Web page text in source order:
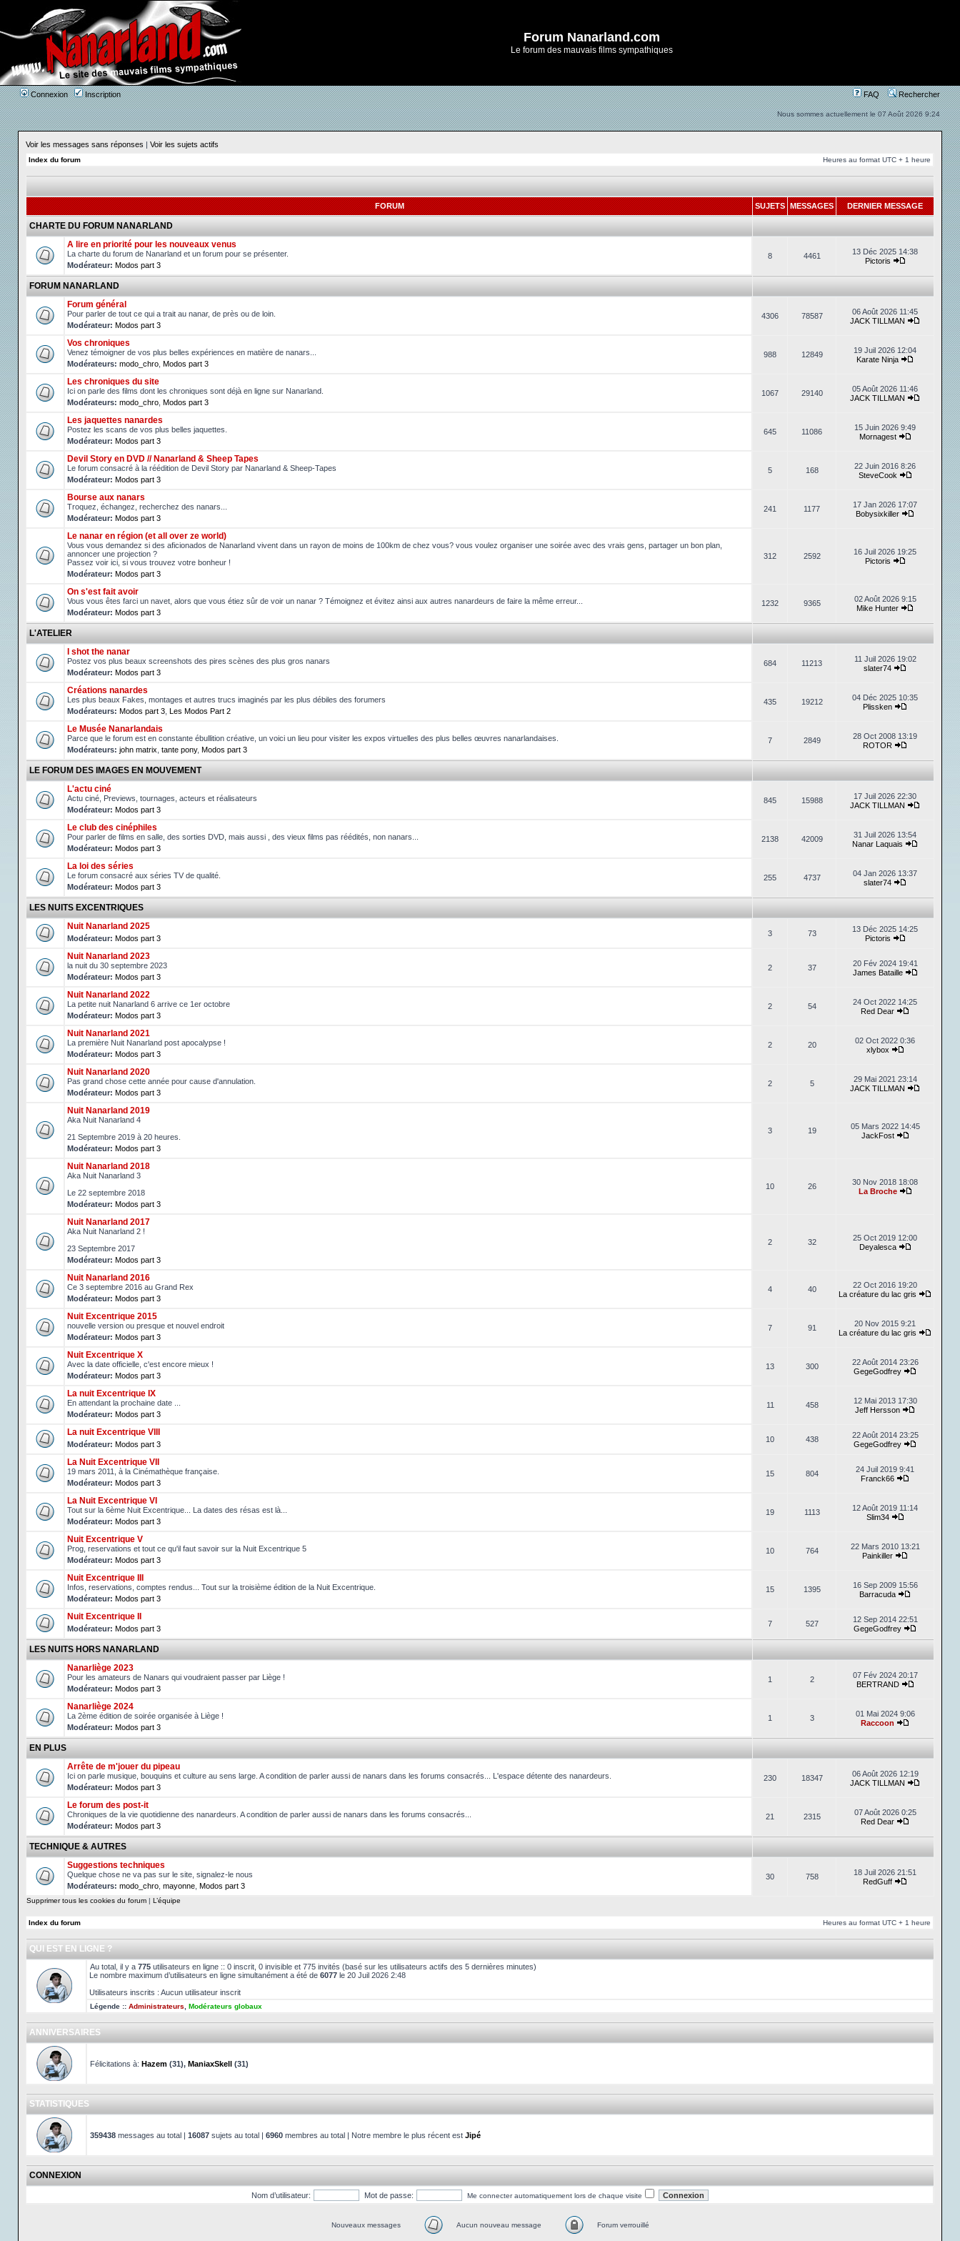
Forum Nanarland.com
Le forum des mauvais films sympathiques
Connexion Inscription FAQ Rechercher
Nous sommes actuellement le 07 Août 2026 9:24
Voir les messages sans réponses | Voir les sujets actifs
Index du forum Heures au format UTC + 1 heure
FORUM SUJETSMESSAGES DERNIER MESSAGE
CHARTE DU FORUM NANARLAND
A lire en priorité pour les nouveaux venus
La charte du forum de Nanarland et un forum pour se présenter.
Modérateur: Modos part 3
8 4461
13 Déc 2025 14:38
Pictoris
FORUM NANARLAND
Forum général
Pour parler de tout ce qui a trait au nanar, de près ou de loin.
Modérateur: Modos part 3
4306 78587
06 Août 2026 11:45
JACK TILLMAN
Vos chroniques
Venez témoigner de vos plus belles expériences en matière de nanars...
Modérateurs: modo_chro Modos part 3
988 12849
19 Juil 2026 12:04
Karate Ninja
Les chroniques du site
Ici on parle des films dont les chroniques sont déjà en ligne sur Nanarland.
Modérateurs: modo_chro Modos part 3
1067 29140
05 Août 2026 11:46
JACK TILLMAN
Les jaquettes nanardes
Postez les scans de vos plus belles jaquettes.
Modérateur: Modos part 3
645 11086
15 Juin 2026 9:49
Mornagest
Devil Story en DVD // Nanarland & Sheep Tapes
Le forum consacré à la réédition de Devil Story par Nanarland & Sheep-Tapes
Modérateur: Modos part 3
5 168
22 Juin 2016 8:26
SteveCook
Bourse aux nanars
Troquez, échangez, recherchez des nanars...
Modérateur: Modos part 3
241 1177
17 Jan 2026 17:07
Bobysixkiller
Le nanar en région (et all over ze world)
Vous vous demandez si des aficionados de Nanarland vivent dans un rayon de moins de 100km de chez vous? vous voulez organiser une soirée avec des vrais gens, partager un bon plan,
annoncer une projection ?
Passez voir ici, si vous trouvez votre bonheur !
Modérateur: Modos part 3
312 2592
16 Juil 2026 19:25
Pictoris
On s'est fait avoir
Vous vous êtes farci un navet, alors que vous étiez sûr de voir un nanar ? Témoignez et évitez ainsi aux autres nanardeurs de faire la même erreur...
Modérateur: Modos part 3
1232 9365
02 Août 2026 9:15
Mike Hunter
L'ATELIER
I shot the nanar
Postez vos plus beaux screenshots des pires scènes des plus gros nanars
Modérateur: Modos part 3
684 11213
11 Juil 2026 19:02
slater74
Créations nanardes
Les plus beaux Fakes, montages et autres trucs imaginés par les plus débiles des forumers
Modérateurs: Modos part 3 Les Modos Part 2
435 19212
04 Déc 2025 10:35
Plissken
Le Musée Nanarlandais
Parce que le forum est en constante ébullition créative, un voici un lieu pour visiter les expos virtuelles des plus belles œuvres nanarlandaises.
Modérateurs: john matrix tante pony, Modos part 3
7 2849
28 Oct 2008 13:19
ROTOR
LE FORUM DES IMAGES EN MOUVEMENT
L'actu ciné
Actu ciné, Previews, tournages, acteurs et réalisateurs
Modérateur: Modos part 3
845 15988
17 Juil 2026 22:30
JACK TILLMAN
Le club des cinéphiles
Pour parler de films en salle, des sorties DVD, mais aussi , des vieux films pas réédités, non nanars...
Modérateur: Modos part 3
2138 42009
31 Juil 2026 13:54
Nanar Laquais
La loi des séries
Le forum consacré aux séries TV de qualité.
Modérateur: Modos part 3
255 4737
04 Jan 2026 13:37
slater74
LES NUITS EXCENTRIQUES
Nuit Nanarland 2025
Modérateur: Modos part 3
3 73
13 Déc 2025 14:25
Pictoris
Nuit Nanarland 2023
la nuit du 30 septembre 2023
Modérateur: Modos part 3
2 37
20 Fév 2024 19:41
James Bataille
Nuit Nanarland 2022
La petite nuit Nanarland 6 arrive ce 1er octobre
Modérateur: Modos part 3
2 54
24 Oct 2022 14:25
Red Dear
Nuit Nanarland 2021
La première Nuit Nanarland post apocalypse !
Modérateur: Modos part 3
2 20
02 Oct 2022 0:36
xlybox
Nuit Nanarland 2020
Pas grand chose cette année pour cause d'annulation.
Modérateur: Modos part 3
2 5
29 Mai 2021 23:14
JACK TILLMAN
Nuit Nanarland 2019
Aka Nuit Nanarland 4
21 Septembre 2019 à 20 heures.
Modérateur: Modos part 3
3 19
05 Mars 2022 14:45
JackFost
Nuit Nanarland 2018
Aka Nuit Nanarland 3
Le 22 septembre 2018
Modérateur: Modos part 3
10 26
30 Nov 2018 18:08
La Broche
Nuit Nanarland 2017
Aka Nuit Nanarland 2 !
23 Septembre 2017
Modérateur: Modos part 3
2 32
25 Oct 2019 12:00
Deyalesca
Nuit Nanarland 2016
Ce 3 septembre 2016 au Grand Rex
Modérateur: Modos part 3
4 40
22 Oct 2016 19:20
La créature du lac gris
Nuit Excentrique 2015
nouvelle version ou presque et nouvel endroit
Modérateur: Modos part 3
7 91
20 Nov 2015 9:21
La créature du lac gris
Nuit Excentrique X
Avec la date officielle, c'est encore mieux !
Modérateur: Modos part 3
13 300
22 Août 2014 23:26
GegeGodfrey
La nuit Excentrique IX
En attendant la prochaine date ...
Modérateur: Modos part 3
11 458
12 Mai 2013 17:30
Jeff Hersson
La nuit Excentrique VIII
Modérateur: Modos part 3
10 438
22 Août 2014 23:25
GegeGodfrey
La Nuit Excentrique VII
19 mars 2011, à la Cinémathèque française.
Modérateur: Modos part 3
15 804
24 Juil 2019 9:41
Franck66
La Nuit Excentrique VI
Tout sur la 6ème Nuit Excentrique... La dates des résas est là...
Modérateur: Modos part 3
19 1113
12 Août 2019 11:14
Slim34
Nuit Excentrique V
Prog, reservations et tout ce qu'il faut savoir sur la Nuit Excentrique 5
Modérateur: Modos part 3
10 764
22 Mars 2010 13:21
Painkiller
Nuit Excentrique III
Infos, reservations, comptes rendus... Tout sur la troisième édition de la Nuit Excentrique.
Modérateur: Modos part 3
15 1395
16 Sep 2009 15:56
Barracuda
Nuit Excentrique II
Modérateur: Modos part 3
7 527
12 Sep 2014 22:51
GegeGodfrey
LES NUITS HORS NANARLAND
Nanarliège 2023
Pour les amateurs de Nanars qui voudraient passer par Liège !
Modérateur: Modos part 3
1 2
07 Fév 2024 20:17
BERTRAND
Nanarliège 2024
La 2ème édition de soirée organisée à Liège !
Modérateur: Modos part 3
1 3
01 Mai 2024 9:06
Raccoon
EN PLUS
Arrête de m'jouer du pipeau
Ici on parle musique, bouquins et culture au sens large. A condition de parler aussi de nanars dans les forums consacrés... L'espace détente des nanardeurs.
Modérateur: Modos part 3
230 18347
06 Août 2026 12:19
JACK TILLMAN
Le forum des post-it
Chroniques de la vie quotidienne des nanardeurs. A condition de parler aussi de nanars dans les forums consacrés...
Modérateur: Modos part 3
21 2315
07 Août 2026 0:25
Red Dear
TECHNIQUE & AUTRES
Suggestions techniques
Quelque chose ne va pas sur le site, signalez-le nous
Modérateurs: modo_chro mayonne Modos part 3
30 758
18 Juil 2026 21:51
RedGuff
Supprimer tous les cookies du forum | L’équipe
Index du forum Heures au format UTC + 1 heure
QUI EST EN LIGNE ?
Au total, il y a 775 utilisateurs en ligne :: 0 inscrit, 0 invisible et 775 invités (basé sur les utilisateurs actifs des 5 dernières minutes)
Le nombre maximum d’utilisateurs en ligne simultanément a été de 6077 le 20 Juil 2026 2:48
Utilisateurs inscrits : Aucun utilisateur inscrit
Légende :: Administrateurs Modérateurs globaux
ANNIVERSAIRES
Félicitations à: Hazem (31), ManiaxSkell (31)
STATISTIQUES
359438 messages au total | 16087 sujets au total | 6960 membres au total | Notre membre le plus récent est Jipé
CONNEXION
Nom d’utilisateur: Mot de passe: Me connecter automatiquement lors de chaque visite
Nouveaux messages Aucun nouveau message Forum verrouillé